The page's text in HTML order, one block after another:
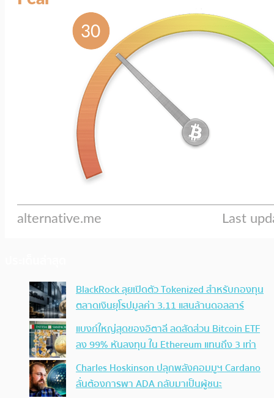
BlackRock ลุยเปิดตัว Tokenized สำหรับกองทุน
ตลาดเงินยุโรปมูลค่า 3.11 แสนล้านดอลลาร์
แบงก์ใหญ่สุดของอิตาลี ลดสัดส่วน Bitcoin ETF
ลง 99% หันลงทุน ใน Ethereum แทนถึง 3 เท่า
Charles Hoskinson ปลุกพลังคอมมูฯ Cardano
ลั่นต้องการพา ADA กลับมาเป็นผู้ชนะ